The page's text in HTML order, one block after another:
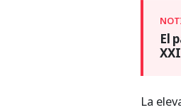
El
XXI
La